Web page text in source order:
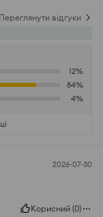
Переглянути відгуки
12%
84%
4%
2026-07-30
Корисний (0)